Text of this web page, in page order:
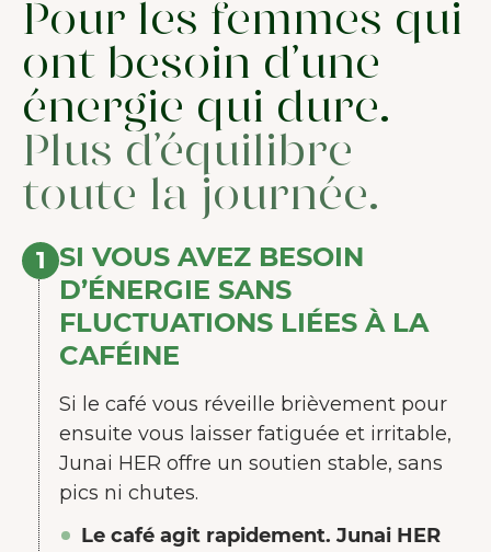
Pour les femmes qui
ont besoin d’une
énergie qui dure.
Plus d’équilibre
toute la journée.
1 SI VOUS AVEZ BESOIN
D’ÉNERGIE SANS
FLUCTUATIONS LIÉES À LA
CAFÉINE
Si le café vous réveille brièvement pour
ensuite vous laisser fatiguée et irritable,
Junai HER offre un soutien stable, sans
pics ni chutes.
Le café agit rapidement. Junai HER